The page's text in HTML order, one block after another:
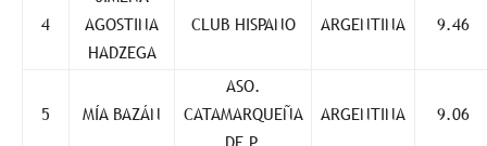
4
AGOSTINA
HADZEGA
CLUB HISPANO ARGENTINA 9.46
5 MÍA BAZÁN
ASO.
CATAMARQUEÑA
ARGENTINA 9.06